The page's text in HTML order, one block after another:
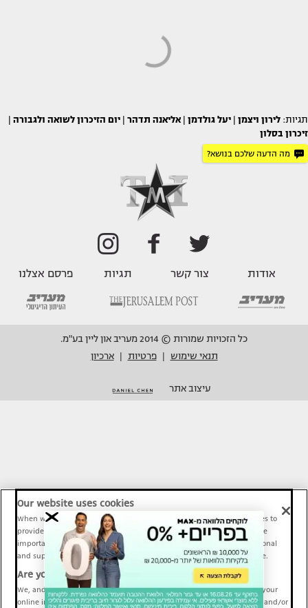
תגיות: לירון ויצמן יעל גולדמן אליאנה תדהר יום הזיכרון לשואה ולגבורה
זיכרון בסלון
מה הדעה שלכם בנושא?
אודות צור קשר תגיות פרסם אצלנו
כל הזכויות שמורות © 2014 מעריב און ליין בע"מ.
תנאי שימוש
פרטיות ארכיון
עיצוב אתר
Our website uses cookies
When we provide Maariv, TMI and Sport1 content online, we use cookies to
provide social media features and to analyze our traffic. These tools are
important and necessary for our website functionality. Others are optional
and support Maariv, TMI and Sport1 activity and your online experience.
Are you happy to accept cookies?
We, and our partners, use information about your use of our site and your
online interactions to improve our services and to personalize content and/or